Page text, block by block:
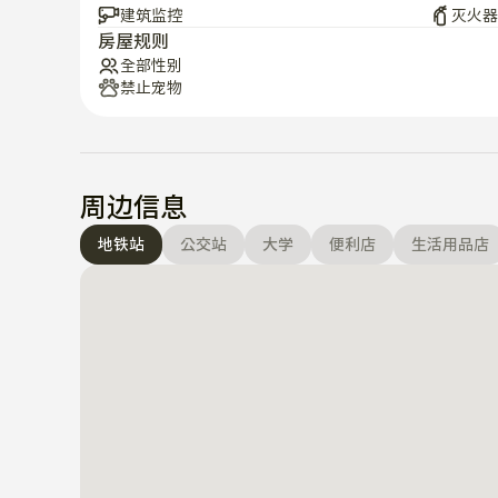
建筑监控 灭火器
房屋规则
全部性别
禁止宠物
周边信息
地铁站 公交站 大学 便利店 生活用品店